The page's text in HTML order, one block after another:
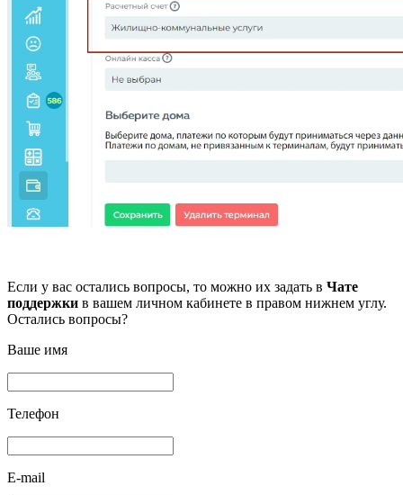
Если у вас остались вопросы, то можно их задать в Чате
поддержки в вашем личном кабинете в правом нижнем углу.
Остались вопросы?
Ваше имя
Телефон
E-mail